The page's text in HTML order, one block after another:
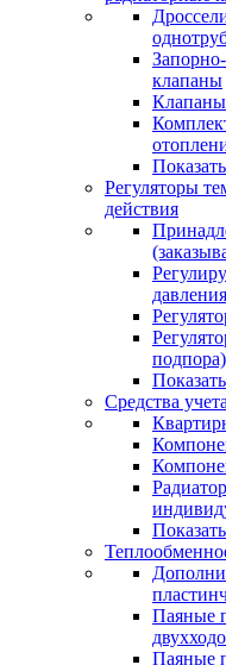
клапаны
Клапаны
Регуляторы
действия
подпора)
Средства
Паяные
Паяные